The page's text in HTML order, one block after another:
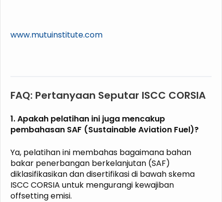
www.mutuinstitute.com
FAQ: Pertanyaan Seputar ISCC CORSIA
1. Apakah pelatihan ini juga mencakup
pembahasan SAF (Sustainable Aviation Fuel)?
Ya, pelatihan ini membahas bagaimana bahan
bakar penerbangan berkelanjutan (SAF)
diklasifikasikan dan disertifikasi di bawah skema
ISCC CORSIA untuk mengurangi kewajiban
offsetting emisi.